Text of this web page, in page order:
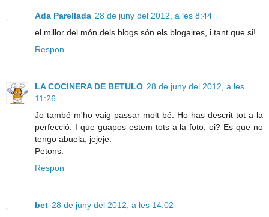
Ada Parellada 28 de juny del 2012, a les 8:44
el millor del món dels blogs són els blogaires, i tant que si!
Respon
LA COCINERA DE BETULO 28 de juny del 2012, a les
11:26
Jo també m'ho vaig passar molt bé. Ho has descrit tot a la
perfecció. I que guapos estem tots a la foto, oi? Es que no
tengo abuela, jejeje.
Petons.
Respon
bet 28 de juny del 2012, a les 14:02